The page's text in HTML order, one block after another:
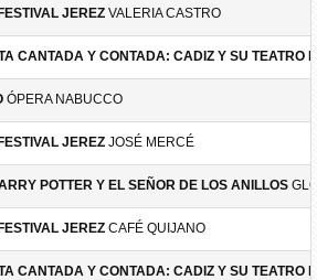
JEREZ VALERIA CASTRO
CANTADA Y CONTADA: CADIZ Y SU TEATRO
ÓPERA NABUCCO
JEREZ JOSÉ MERCÉ
POTTER Y EL SEÑOR DE LOS ANILLOS
JEREZ CAFÉ QUIJANO
CANTADA Y CONTADA: CADIZ Y SU TEATRO